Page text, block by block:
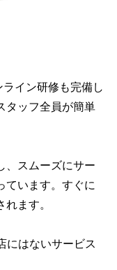
イン研修も完備し
タッフ全員が簡単
、スムーズにサー
ています。すぐに
ます。
にはないサービス